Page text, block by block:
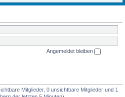
Angemeldet bleiben
Mitglieder, 0 unsichtbare Mitglieder und 1